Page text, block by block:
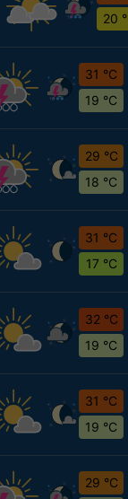
20
31 °C
19 °C
29 °C
18 °C
31 °C
17 °C
32 °C
19 °C
31 °C
19 °C
29 °C